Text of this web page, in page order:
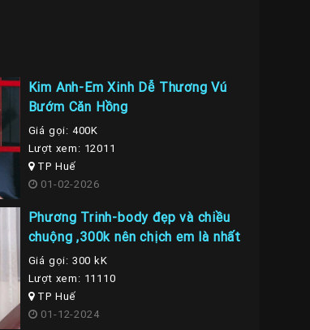
Kim Anh-Em Xinh Dễ Thương Vú
Bướm Căn Hồng
Giá gọi: 400K
Lượt xem: 12011
TP Huế
01-02-2026
Phương Trinh-body đẹp và chiều
chuộng ,300k nên chịch em là nhất
Giá gọi: 300 kK
Lượt xem: 11110
TP Huế
01-12-2024